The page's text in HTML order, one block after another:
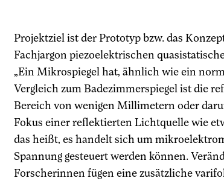
Projektziel ist der Prototyp bzw. das
Fachjargon piezoelektrischen
„Ein Mikrospiegel hat, ähnlich wie ein
Vergleich zum Badezimmerspiegel ist die
Bereich von wenigen Millimetern oder
Fokus einer reflektierten Lichtquelle wie
das heißt, es handelt sich um
Spannung gesteuert werden können.
Forscherinnen fügen eine zusätzliche